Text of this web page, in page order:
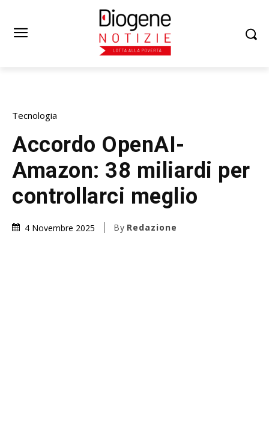
Tecnologia
Accordo OpenAI-
Amazon: 38 miliardi per
controllarci meglio
4 Novembre 2025 By Redazione